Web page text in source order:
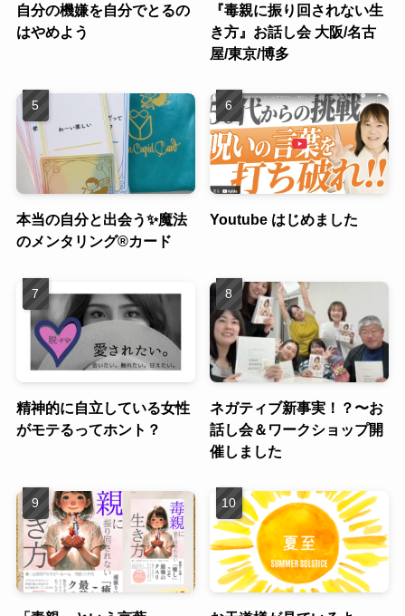
自分の機嫌を自分でとるの
はやめよう
『毒親に振り回されない生
き方』お話し会 大阪/名古
屋/東京/博多
本当の自分と出会う✨魔法
のメンタリング®︎カード
Youtube はじめました
精神的に自立している女性
がモテるってホント？
ネガティブ新事実！？〜お
話し会＆ワークショップ開
催しました